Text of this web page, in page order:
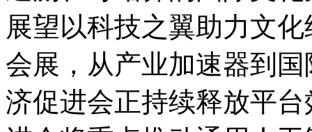
展望以科技之翼助力文
会展，从产业加速器到
济促进会正持续释放平